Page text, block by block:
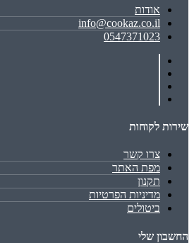
אודות
info@cookaz.co.il
0547371023
שירות לקוחות
צרו קשר
מפת האתר
תקנון
מדיניות הפרטיות
ביטולים
החשבון שלי